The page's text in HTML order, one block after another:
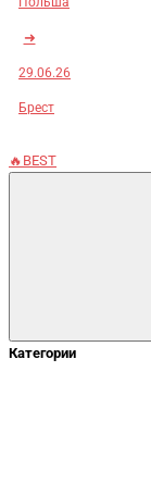
➜
29.06.26
Брест
🔥BEST
Категории